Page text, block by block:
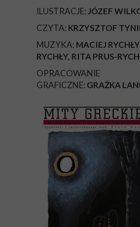
ILUSTRACJE: JÓZEF
CZYTA: KRZYSZTOF
MUZYKA: MACIEJ
RYCHŁY, RITA PRUS-
OPRACOWANIE
GRAFICZNE: GRAŻKA